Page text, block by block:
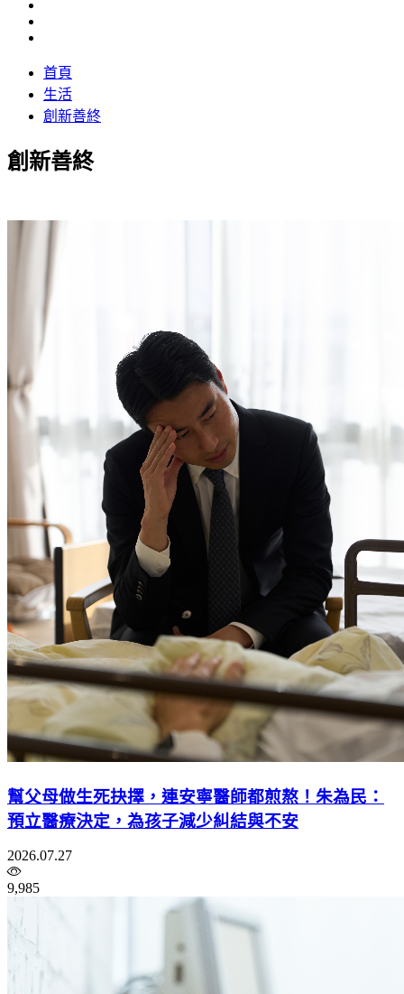
首頁
生活
創新善終
創新善終
幫父母做生死抉擇，連安寧醫師都煎熬！朱為民：
預立醫療決定，為孩子減少糾結與不安
2026.07.27
9,985